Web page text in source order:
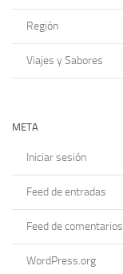
Región
Viajes y Sabores
META
Iniciar sesión
Feed de entradas
Feed de comentarios
WordPress.org